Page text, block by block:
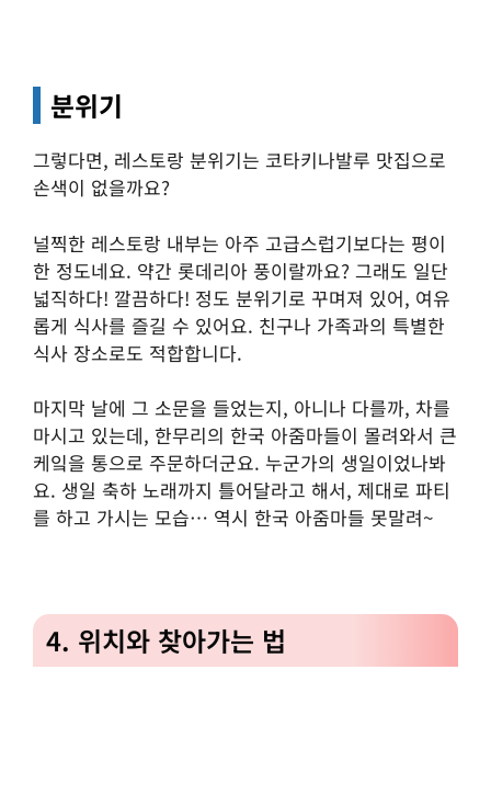
분위기
그렇다면, 레스토랑 분위기는 코타키나발루 맛집으로
손색이 없을까요?
널찍한 레스토랑 내부는 아주 고급스럽기보다는 평이
한 정도네요. 약간 롯데리아 풍이랄까요? 그래도 일단
넓직하다! 깔끔하다! 정도 분위기로 꾸며져 있어, 여유
롭게 식사를 즐길 수 있어요. 친구나 가족과의 특별한
식사 장소로도 적합합니다.
마지막 날에 그 소문을 들었는지, 아니나 다를까, 차를
마시고 있는데, 한무리의 한국 아줌마들이 몰려와서 큰
케잌을 통으로 주문하더군요. 누군가의 생일이었나봐
요. 생일 축하 노래까지 틀어달라고 해서, 제대로 파티
를 하고 가시는 모습… 역시 한국 아줌마들 못말려~
4. 위치와 찾아가는 법